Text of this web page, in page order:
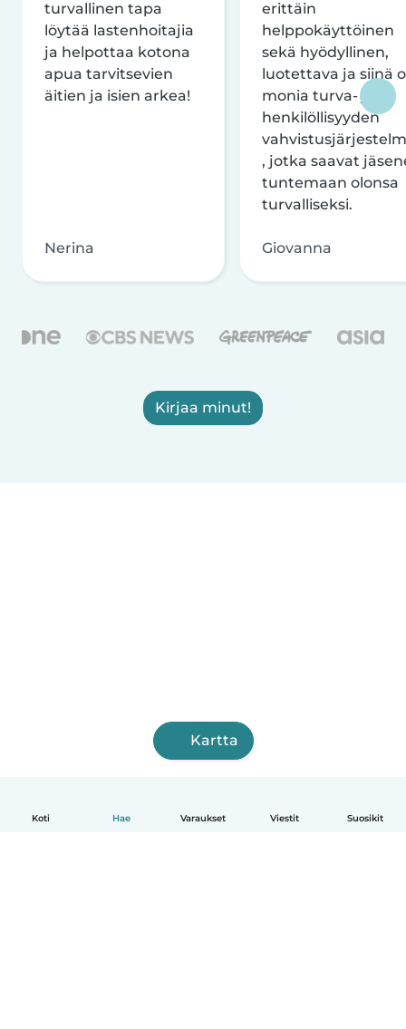
Koti Hae Varaukset Viestit Suosikit
turvallinen tapa
löytää lastenhoitajia
ja helpottaa kotona
apua tarvitsevien
äitien ja isien arkea!
Nerina
erittäin
helppokäyttöinen
sekä hyödyllinen,
luotettava ja siinä
monia turva- ja
henkilöllisyyden
, jotka saavat
tuntemaan olonsa
turvalliseksi.
Giovanna
Kirjaa minut!
Kartta